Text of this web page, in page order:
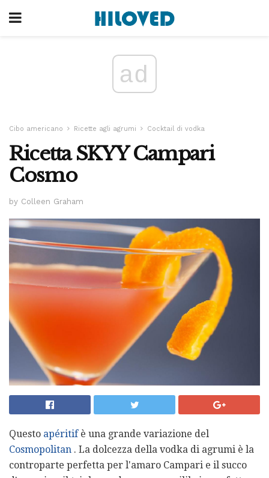
ad
Cibo americano Ricette agli agrumi Cocktail di vodka
Ricetta SKYY Campari
Cosmo
by Colleen Graham
Questo apéritifè una grande variazione del
Cosmopolitan . La dolcezza della vodka di agrumi è la
controparte perfetta per l'amaro Campari e il succo